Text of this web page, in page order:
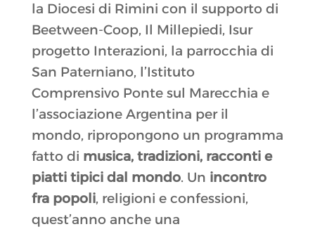
la Diocesi di Rimini con il supporto di
Beetween-Coop, Il Millepiedi, Isur
progetto Interazioni, la parrocchia di
San Paterniano, l’Istituto
Comprensivo Ponte sul Marecchia e
l’associazione Argentina per il
mondo, ripropongono un programma
fatto di musica, tradizioni, racconti e
piatti tipici dal mondo. Un incontro
fra popoli, religioni e confessioni,
quest’anno anche una